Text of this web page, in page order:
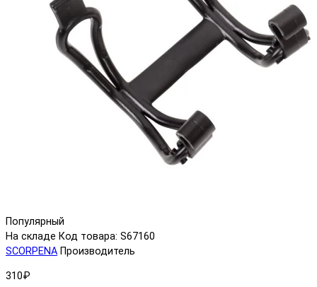
Популярный
На складе Код товара: S67160
SCORPENA Производитель
310₽